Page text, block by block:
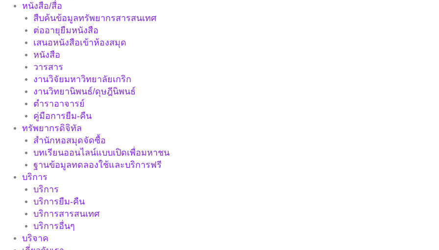
หนังสือ/สื่อ
สืบค้นข้อมูลทรัพยากรสารสนเทศ
ต่ออายุยืมหนังสือ
เสนอหนังสือเข้าห้องสมุด
หนังสือ
วารสาร
งานวิจัยมหาวิทยาลัยเกริก
งานวิทยานิพนธ์/ดุษฎีนิพนธ์
ตำราอาจารย์
คู่มือการยืม-คืน
ทรัพยากรดิจิทัล
สำนักหอสมุดจัดซื้อ
บทเรียนออนไลน์แบบเปิดเพื่อมหาชน
ฐานข้อมูลทดลองใช้และบริการฟรี
บริการ
บริการ
บริการยืม-คืน
บริการสารสนเทศ
บริการอื่นๆ
บริจาค